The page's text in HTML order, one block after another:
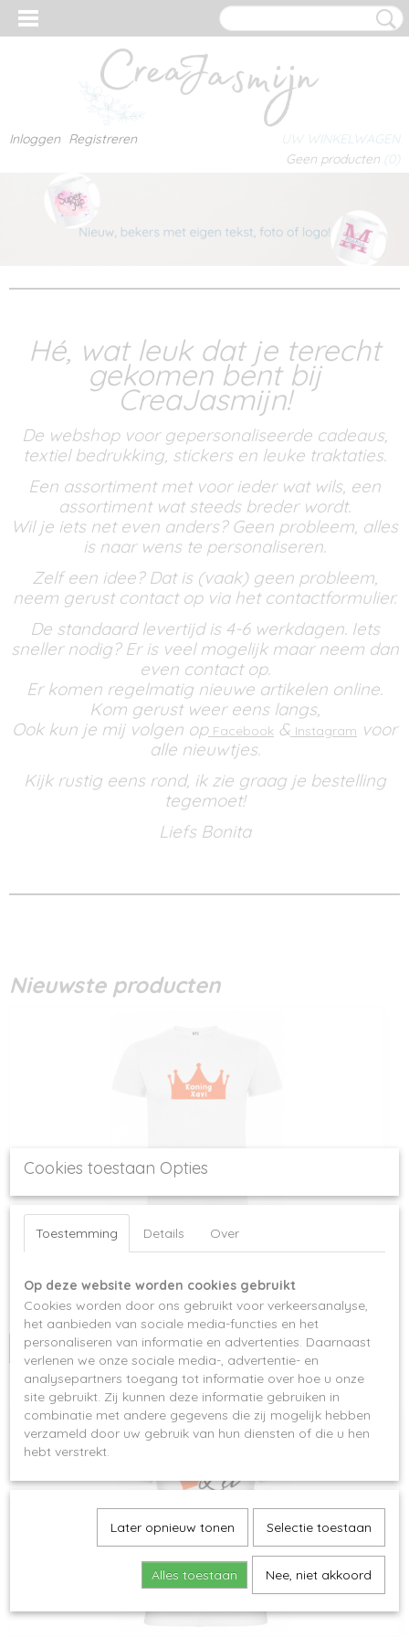
Inloggen Registreren
UW WINKELWAGEN
Geen producten
(0)
Hé, wat leuk dat je terecht
gekomen bent bij
CreaJasmijn!
De webshop voor gepersonaliseerde cadeaus,
textiel bedrukking, stickers en leuke traktaties.
Een assortiment met voor ieder wat wils, een
assortiment wat steeds breder wordt.
Wil je iets net even anders? Geen probleem, alles
is naar wens te personaliseren.
Zelf een idee? Dat is (vaak) geen probleem,
neem gerust contact op via het contactformulier.
De standaard levertijd is 4-6 werkdagen. Iets
sneller nodig? Er is veel mogelijk maar neem dan
even contact op.
Er komen regelmatig nieuwe artikelen online.
Kom gerust weer eens langs,
Ook kun je mij volgen op Facebook & Instagram voor
alle nieuwtjes.
Kijk rustig eens rond, ik zie graag je bestelling
tegemoet!
Liefs Bonita
Nieuwste producten
Koning
€ 14,95
IN WINKELWAGEN
Cookies toestaan Opties
Toestemming Details Over
Op deze website worden cookies gebruikt
Cookies worden door ons gebruikt voor verkeersanalyse,
het aanbieden van sociale media-functies en het
personaliseren van informatie en advertenties. Daarnaast
verlenen we onze sociale media-, advertentie- en
analysepartners toegang tot informatie over hoe u onze
site gebruikt. Zij kunnen deze informatie gebruiken in
combinatie met andere gegevens die zij mogelijk hebben
verzameld door uw gebruik van hun diensten of die u hen
hebt verstrekt.
Later opnieuw tonen Selectie toestaan
Alles toestaan Nee, niet akkoord